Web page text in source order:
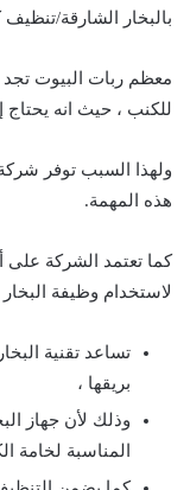
بالبخار الشارقة/تنظيف
معظم ربات البيوت
للكنب ، حيث انه يحتاج
ولهذا السبب توفر
هذه المهمة.
كما تعتمد الشركة على
لاستخدام وظيفة
تساعد تقنية
بريقها ،
وذلك لأن جهاز
المناسبة لخامة